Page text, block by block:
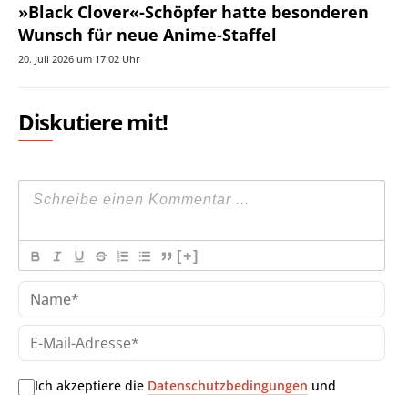
»Black Clover«-Schöpfer hatte besonderen
Wunsch für neue Anime-Staffel
20. Juli 2026 um 17:02 Uhr
Diskutiere mit!
[+]
E-
Ich akzeptiere die Datenschutzbedingungen und